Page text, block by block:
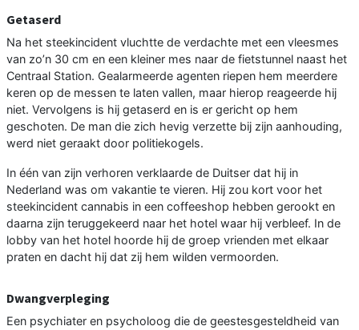
Getaserd
Na het steekincident vluchtte de verdachte met een vleesmes
van zo’n 30 cm en een kleiner mes naar de fietstunnel naast het
Centraal Station. Gealarmeerde agenten riepen hem meerdere
keren op de messen te laten vallen, maar hierop reageerde hij
niet. Vervolgens is hij getaserd en is er gericht op hem
geschoten. De man die zich hevig verzette bij zijn aanhouding,
werd niet geraakt door politiekogels.
In één van zijn verhoren verklaarde de Duitser dat hij in
Nederland was om vakantie te vieren. Hij zou kort voor het
steekincident cannabis in een coffeeshop hebben gerookt en
daarna zijn teruggekeerd naar het hotel waar hij verbleef. In de
lobby van het hotel hoorde hij de groep vrienden met elkaar
praten en dacht hij dat zij hem wilden vermoorden.
Dwangverpleging
Een psychiater en psycholoog die de geestesgesteldheid van